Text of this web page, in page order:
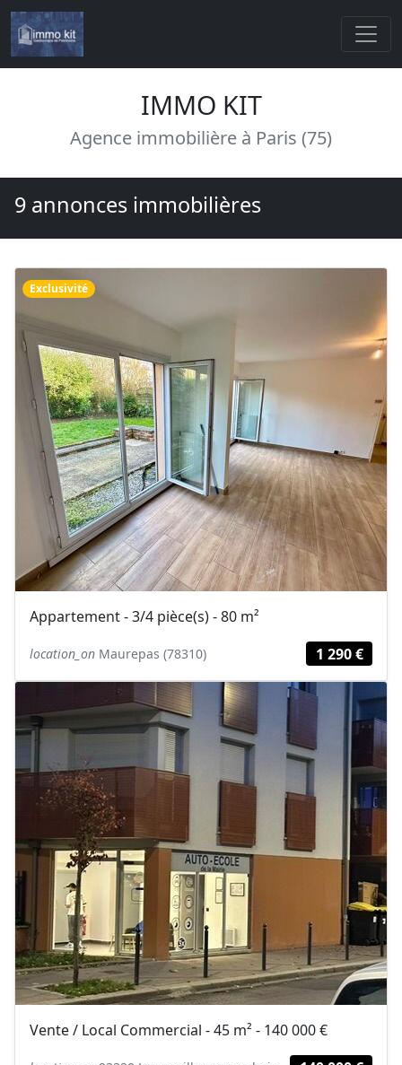
IMMO KIT
Agence immobilière à Paris (75)
9 annonces immobilières
Exclusivité
Appartement - 3/4 pièce(s) - 80 m²
location_on Maurepas (78310) 1 290 €
Vente / Local Commercial - 45 m² - 140 000 €